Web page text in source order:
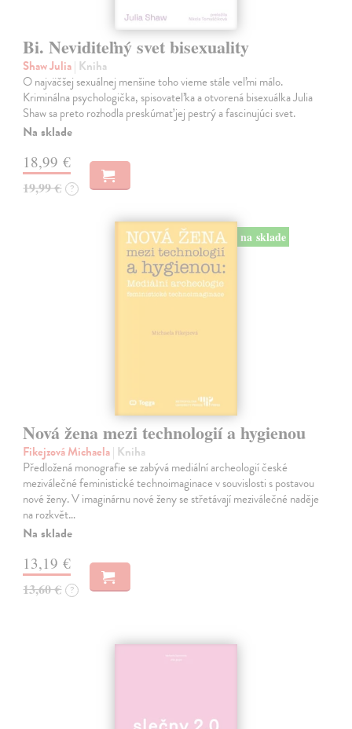
Bi. Neviditeľný svet bisexuality
Shaw Julia| Kniha
O najväčšej sexuálnej menšine toho vieme stále veľmi málo.
Kriminálna psychologička, spisovateľka a otvorená bisexuálka Julia
Shaw sa preto rozhodla preskúmať jej pestrý a fascinujúci svet.
Na sklade
18,99 €
19,99 € ?
na sklade
Nová žena mezi technologií a hygienou
Fikejzová Michaela| Kniha
Předložená monografie se zabývá mediální archeologií české
meziválečné feministické technoimaginace v souvislosti s postavou
nové ženy. V imaginárnu nové ženy se střetávají meziválečné naděje
na rozkvět…
Na sklade
13,19 €
13,60 € ?